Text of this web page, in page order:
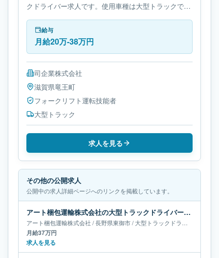
クドライバー求人です。使用車種は大型トラックで
す。必要免許はフォークリフト運転技能者です。
給与
月給20万-38万円
司企業株式会社
滋賀県竜王町
フォークリフト運転技能者
大型トラック
求人を見る
その他の公開求人
公開中の求人詳細ページへのリンクを掲載しています。
アート梱包運輸株式会社の大型トラックドライバー求人｜長野県東御市｜月給37万円
アート梱包運輸株式会社 /長野県東御市/大型トラックドライバー
月給37万円
求人を見る